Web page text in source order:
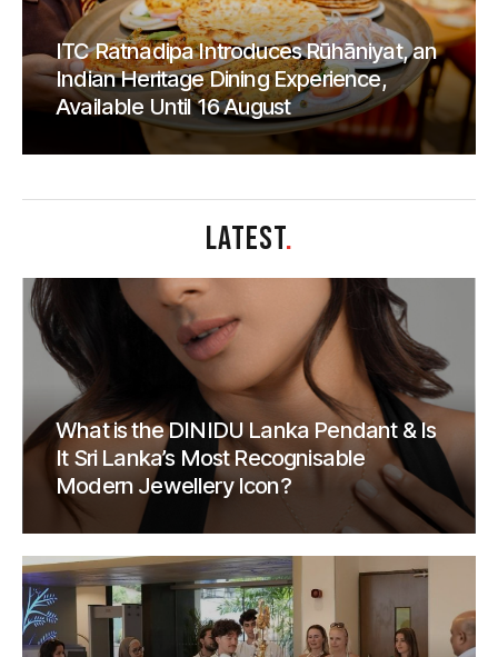
ITC Ratnadipa Introduces Rūhāniyat, an
Indian Heritage Dining Experience,
Available Until 16 August
LATEST.
What is the DINIDU Lanka Pendant & Is
It Sri Lanka’s Most Recognisable
Modern Jewellery Icon?